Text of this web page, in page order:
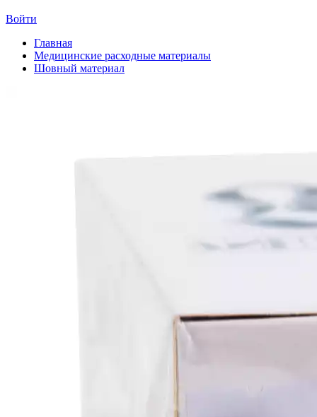
Войти
Главная
Медицинские расходные материалы
Шовный материал